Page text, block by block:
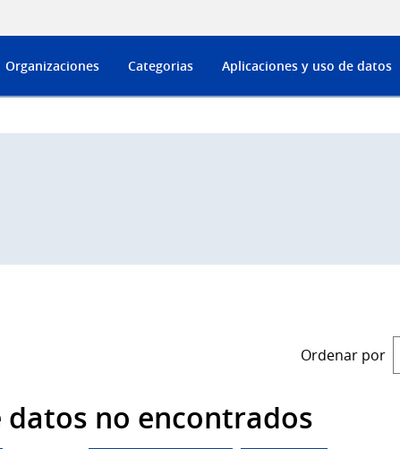
Organizaciones Categorias Aplicaciones y uso de datos
Ordenar por
datos no encontrados